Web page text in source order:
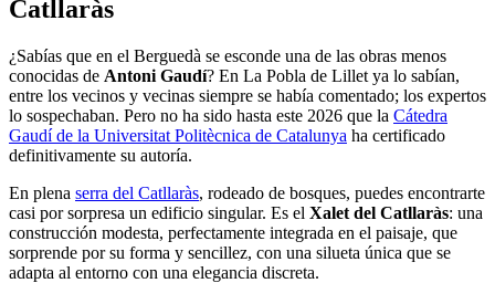
Catllaràs
¿Sabías que en el Berguedà se esconde una de las obras menos
conocidas de Antoni Gaudí? En La Pobla de Lillet ya lo sabían,
entre los vecinos y vecinas siempre se había comentado; los expertos
lo sospechaban. Pero no ha sido hasta este 2026 que la Cátedra
Gaudí de la Universitat Politècnica de Catalunya ha certificado
definitivamente su autoría.
En plena serra del Catllaràs, rodeado de bosques, puedes encontrarte
casi por sorpresa un edificio singular. Es el Xalet del Catllaràs: una
construcción modesta, perfectamente integrada en el paisaje, que
sorprende por su forma y sencillez, con una silueta única que se
adapta al entorno con una elegancia discreta.